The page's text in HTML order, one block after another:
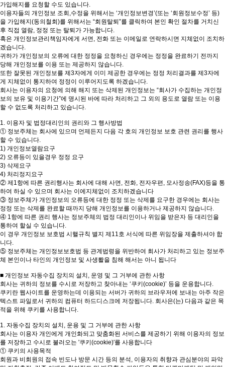
가입해지를 요청할 수도 있습니다.
이용자들의 개인정보 조회,수정을 위해서는 ‘개인정보변경’(또는 ‘회원정보수정’ 등)
을 가입해지(동의철회)를 위해서는 “회원탈퇴”를 클릭하여 본인 확인 절차를 거치신
후 직접 열람, 정정 또는 탈퇴가 가능합니다.
혹은 개인정보관리책임자에게 서면, 전화 또는 이메일로 연락하시면 지체없이 조치하
겠습니다.
귀하가 개인정보의 오류에 대한 정정을 요청하신 경우에는 정정을 완료하기 전까지
당해 개인정보를 이용 또는 제공하지 않습니다.
또한 잘못된 개인정보를 제3자에게 이미 제공한 경우에는 정정 처리결과를 제3자에
게 지체없이 통지하여 정정이 이루어지도록 하겠습니다.
회사는 이용자의 요청에 의해 해지 또는 삭제된 개인정보는 “회사가 수집하는 개인정
보의 보유 및 이용기간”에 명시된 바에 따라 처리하고 그 외의 용도로 열람 또는 이용
할 수 없도록 처리하고 있습니다.
1. 이용자 및 법정대리인의 권리와 그 행사방법
① 정보주체는 회사에 있으며 언제든지 다음 각 호의 개인정보 보호 관련 권리를 행사
할 수 있습니다.
1) 개인정보열람요구
2) 오류등이 있을경우 정정 요구
3) 삭제요구
4) 처리정지요구
② 제1항에 따른 권리행사는 회사에 대해 사면, 전화, 전자우편, 모사정송(FAX)등을 통
하여 하실 수 있으며 회사는 이에지체없이 조치하겠습니다
③ 정보주체가 개인정보의 오류등에 대한 정정 또는 삭제를 요구한 경우에는 회사는
정정 또는 삭제를 완료할 때까지 당해 개인정보를 이용하거나 제공하지 않습니다.
④ 1항에 따른 권리 행사는 정보주체의 법정 대리인이나 위임을 받은자 등 대리인을
통하여 할실 수 있습니다.
이 경우 개인정보 보호법 시핼규칙 별지 제11호 서식에 따른 위임장을 제출하셔야 합
니다.
⑤ 정보주체는 개인정보보호법 등 관계법령을 위반하여 회사가 처리하고 있는 정보주
체 본인이나 타인의 개인정보 및 사생뢀을 침해 해서는 아니 됩니다
■ 개인정보 자동수집 장치의 설치, 운영 및 그 거부에 관한 사항
회사는 귀하의 정보를 수시로 저장하고 찾아내는 ‘쿠키(cookie)’ 등을 운용합니다.
쿠키란 웹사이트를 운영하는데 이용되는 서버가 귀하의 브라우저에 보내는 아주 작은
텍스트 파일로서 귀하의 컴퓨터 하드디스크에 저장됩니다. 회사은(는) 다음과 같은 목
적을 위해 쿠키를 사용합니다.
1. 자동수집 장치의 설치, 운용 및 그 거부에 관한 사항
회사는 이용자 개인에게 개인화되고 맞춤화된 서비스를 제공하기 위해 이용자의 정보
를 저장하고 수시로 불러오는 '쿠키(cookie)'를 사용합니다
① 쿠키의 사용목적
회원과 비회원의 접속 빈도나 방문 시간 등의 분석, 이용자의 취향과 관심분야의 파악